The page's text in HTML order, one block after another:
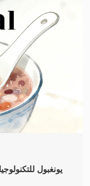
بفضل حرفيته
التكريم مجرد تقدير
يونغبول تكنولوجيا
مع انحسار التصفيق
في أرجاء القاعة،
بعضهم قدم أغاني
كوميدية - مما أضفى على
الرسمي للعمل في
استقرارًا وخدمات
التكنولوجيا عاماً
مستمراً في حياتكم المهنية والشخصية وأنتم تنطلقون نحو بدايات جديدة.
يونغبول